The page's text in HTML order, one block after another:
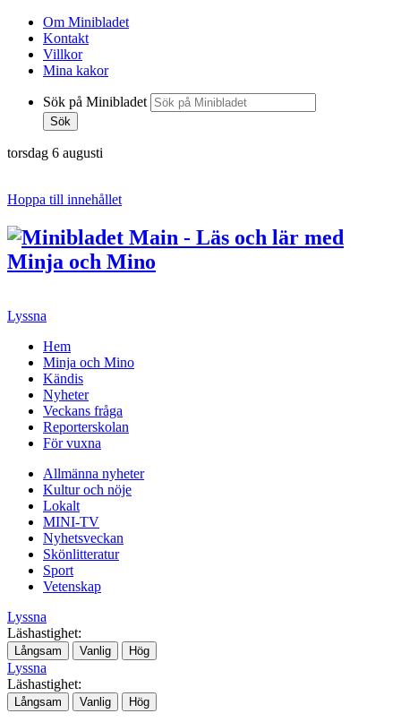
Om Minibladet
Kontakt
Villkor
Mina kakor
Sök på Minibladet
Sök
torsdag 6 augusti
Hoppa till innehållet
Lyssna
Hem
Minja och Mino
Kändis
Nyheter
Veckans fråga
Reporterskolan
För vuxna
Allmänna nyheter
Kultur och nöje
Lokalt
MINI-TV
Nyhetsveckan
Skönlitteratur
Sport
Vetenskap
Lyssna
Läshastighet:
Långsam Vanlig Hög
Lyssna
Läshastighet:
Långsam Vanlig Hög